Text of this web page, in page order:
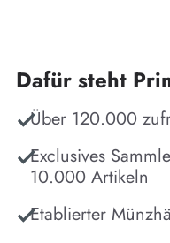
Dafür steht
Über 120.000
Exclusives
10.000 Artikeln
Etablierter